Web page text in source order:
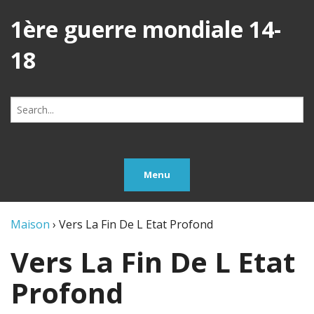
1ère guerre mondiale 14-
18
Search
for:
Menu
Maison › Vers La Fin De L Etat Profond
Vers La Fin De L Etat
Profond